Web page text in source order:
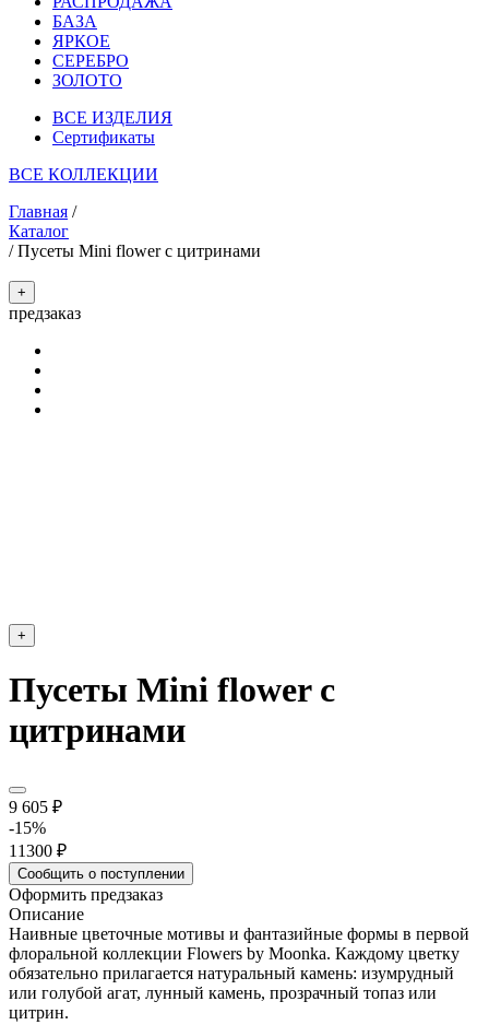
БАЗА
ЯРКОЕ
СЕРЕБРО
ЗОЛОТО
ВСЕ ИЗДЕЛИЯ
Сертификаты
ВСЕ КОЛЛЕКЦИИ
Главная /
Каталог
/Пусеты Mini flower с цитринами
+
предзаказ
+
Пусеты Mini flower с
цитринами
9 605 ₽
-15%
11300 ₽
Сообщить о поступлении
Оформить предзаказ
Описание
Наивные цветочные мотивы и фантазийные формы в первой
флоральной коллекции Flowers by Moonka. Каждому цветку
обязательно прилагается натуральный камень: изумрудный
или голубой агат, лунный камень, прозрачный топаз или
цитрин.